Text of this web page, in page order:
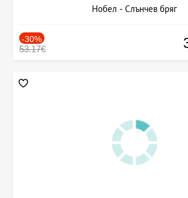
Нобел - Слънчев бряг
-30%
53.17€